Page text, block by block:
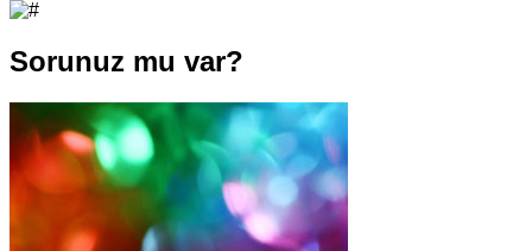
Sorunuz mu var?